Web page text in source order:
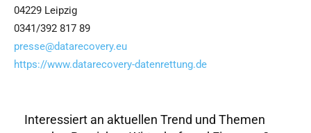
04229 Leipzig
0341/392 817 89
presse@datarecovery.eu
https://www.datarecovery-datenrettung.de
Interessiert an aktuellen Trend und Themen